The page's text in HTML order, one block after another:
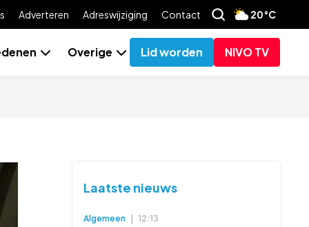
Adverteren Adreswijziging Contact 20°C
Overige Lid worden NIVO TV
Laatste nieuws
Algemeen 12:13